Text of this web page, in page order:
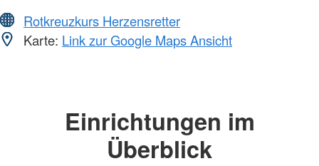
Rotkreuzkurs Herzensretter
Karte: Link zur Google Maps Ansicht
Einrichtungen im
Überblick